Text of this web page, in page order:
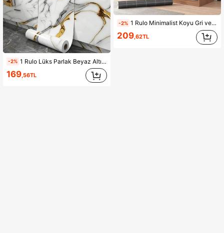
-2% 1 Rulo Lüks Parlak Beyaz Altın Mermer Desenli Kendinden Yapışkanlı Soyulup Yapıştırılan Su Geçirmez Mutfak Tezgahı Duvar Kağıdı, Dolap İçin Mermer Vinil Kendinden Yapışkanlı Yatak Odası Duvar Kağıdı, Yağa Dayanıklı Sökülebilir Banyo Dekor Çıkartmaları
169 ,56TL
-2% 1 Rulo Minimalist Koyu Gri ve Beyaz Ekose Duvar Kağıdı, Soyulabilir ve Yapışkanlı Su Geçirmez Yağ Geçirmez Çıkarılabilir Kendinden Yapışkanlı Kontak Kağıdı, Mutfak Tezgah Arası, Yatak Odası, Yurt Odası, Banyo, Dolap ve Mobilya Yenileme İçin Geometrik Izgara Desenli Vinil Duvar Çıkartması, DIY Ev Dekoru
209,62TL